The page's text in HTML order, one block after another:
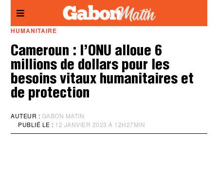
HUMANITAIRE
Cameroun : l’ONU alloue 6
millions de dollars pour les
besoins vitaux humanitaires et
de protection
AUTEUR : GABON MATIN
PUBLIÉ LE : 12 JANVIER 2023 À 12H27MIN
I
Panneau de gestion des cookies